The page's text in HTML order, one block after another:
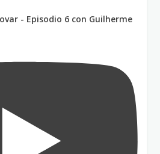
- Episodio 6 con Guilherme